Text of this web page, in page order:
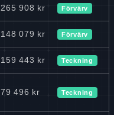
265 908 kr Förvärv
148 079 kr Förvärv
159 443 kr Teckning
79 496 kr Teckning